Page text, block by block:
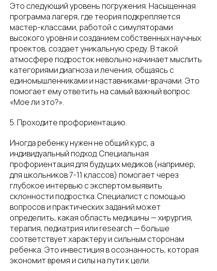
Это следующий уровень погружения. Насыщенная
программа лагеря, где теория подкрепляется
мастер-классами, работой с симуляторами
высокого уровня и созданием собственных научных
проектов, создает уникальную среду. В такой
атмосфере подросток невольно начинает мыслить
категориями диагноза и лечения, общаясь с
единомышленниками и наставниками-врачами. Это
помогает ему ответить на самый важный вопрос:
«Мое ли это?».
5. Проходите профориентацию.
Иногда ребенку нужен не общий курс, а
индивидуальный подход. Специальная
профориентация для будущих медиков (например,
для школьников 7-11 классов) помогает через
глубокое интервью с экспертом выявить
склонности подростка. Специалист с помощью
вопросов и практических заданий может
определить, какая область медицины — хирургия,
терапия, педиатрия или research — больше
соответствует характеру и сильным сторонам
ребенка. Это инвестиция в осознанность, которая
экономит время и силы на пути к цели.